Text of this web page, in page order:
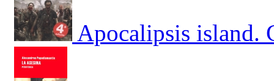
Apocalipsis island.